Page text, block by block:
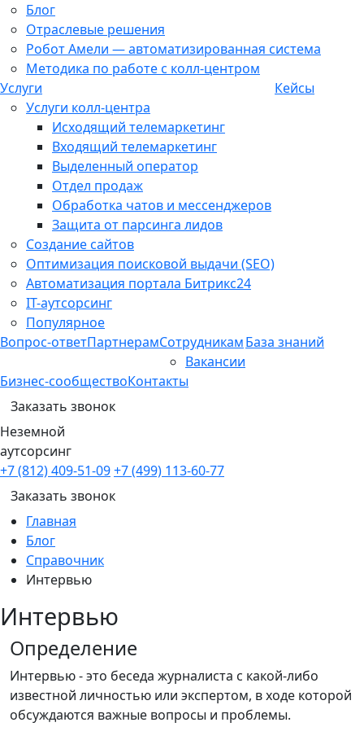
Блог
Отраслевые решения
Робот Амели — автоматизированная система
Методика по работе с колл-центром
Услуги
Услуги колл-центра
Исходящий телемаркетинг
Входящий телемаркетинг
Выделенный оператор
Отдел продаж
Обработка чатов и мессенджеров
Защита от парсинга лидов
Создание сайтов
Оптимизация поисковой выдачи (SEO)
Автоматизация портала Битрикс24
IT-аутсорсинг
Популярное
Кейсы
Вопрос-ответПартнерамСотрудникам
Вакансии
База знаний
Бизнес-сообществоКонтакты
Заказать звонок
Неземной
аутсорсинг
+7 (812) 409-51-09+7 (499) 113-60-77
Заказать звонок
Главная
Блог
Справочник
Интервью
Интервью
Определение
Интервью - это беседа журналиста с какой-либо
известной личностью или экспертом, в ходе которой
обсуждаются важные вопросы и проблемы.